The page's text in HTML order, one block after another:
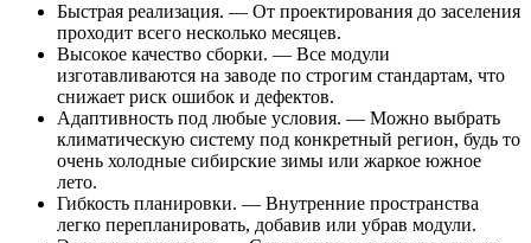
Быстрая реализация. — От проектирования до заселения
проходит всего несколько месяцев.
Высокое качество сборки. — Все модули
изготавливаются на заводе по строгим стандартам, что
снижает риск ошибок и дефектов.
Адаптивность под любые условия. — Можно выбрать
климатическую систему под конкретный регион, будь то
очень холодные сибирские зимы или жаркое южное
лето.
Гибкость планировки. — Внутренние пространства
легко перепланировать, добавив или убрав модули.